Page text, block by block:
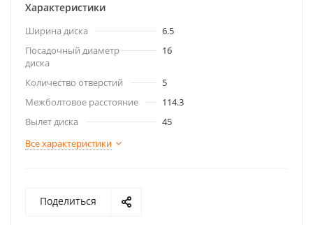
Характеристики
Ширина диска
6.5
Посадочный диаметр
диска
16
Количество отверстий
5
Межболтовое расстояние
114.3
Вылет диска
45
Все характеристики
Поделиться